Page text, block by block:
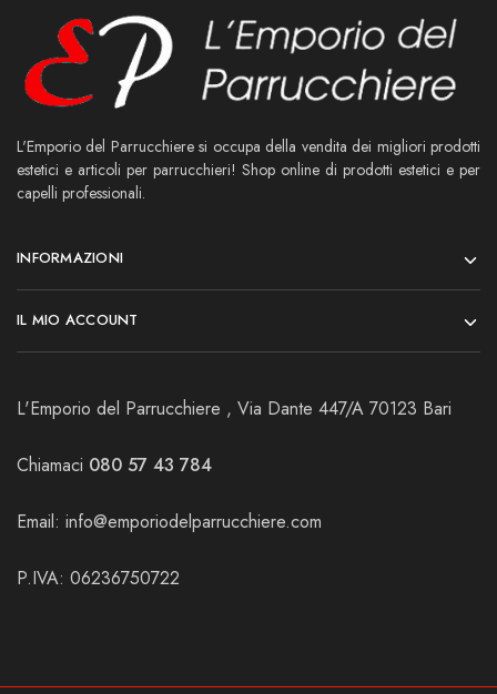
L'Emporio del Parrucchiere si occupa della vendita dei migliori prodotti
estetici e articoli per parrucchieri! Shop online di prodotti estetici e per
capelli professionali.
INFORMAZIONI
IL MIO ACCOUNT
L'Emporio del Parrucchiere , Via Dante 447/A 70123 Bari
Chiamaci 080 57 43 784
Email: info@emporiodelparrucchiere.com
P.IVA: 06236750722